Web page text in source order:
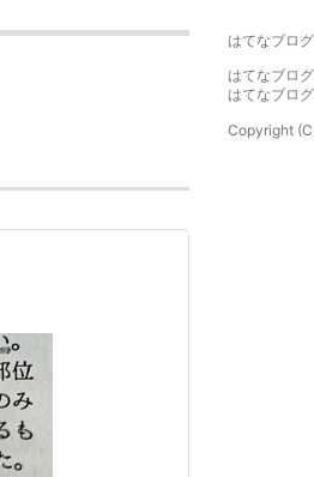
はてなブログ
はてなブロ
はてなブロ
Copyright